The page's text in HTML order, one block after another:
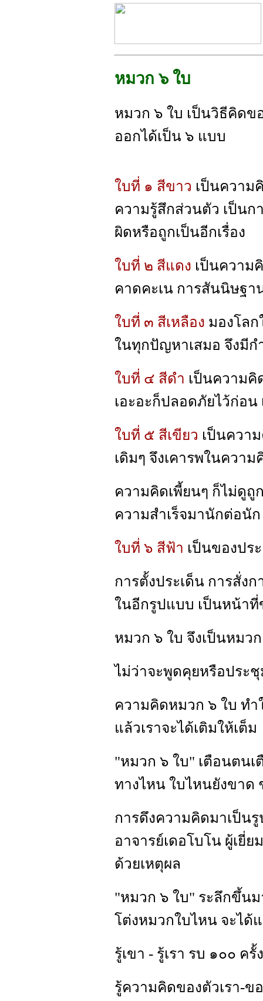
หมวก ๖ ใบ
หมวก ๖ ใบ เป็นวิธีคิดข
ออกได้เป็น ๖ แบบ
ใบที่ ๑ สีขาว เป็นความ
ความรู้สึกส่วนตัว เป็นก
ผิดหรือถูกเป็นอีกเรื่อง
ใบที่ ๒ สีแดง เป็นความ
คาดคะเน การสันนิษฐ
ใบที่ ๓ สีเหลือง มองโลก
ในทุกปัญหาเสมอ จึงมีก
ใบที่ ๔ สีดำ เป็นความคิ
เอะอะก็ปลอดภัยไว้ก่อน
ใบที่ ๕ สีเขียว เป็นควา
เดิมๆ จึงเคารพในควา
ความคิดเพี้ยนๆ ก็ไม่ดูถู
ความสำเร็จมานักต่อนัก
ใบที่ ๖ สีฟ้า เป็นของปร
การตั้งประเด็น การสั่ง
ในอีกรูปแบบ เป็นหน้า
หมวก ๖ ใบ จึงเป็นหมว
ไม่ว่าจะพูดคุยหรือประ
ความคิดหมวก ๖ ใบ ทำ
แล้วเราจะได้เติมให้เต็ม
"หมวก ๖ ใบ" เตือนตน
ทางไหน ใบไหนยังขาด
การดึงความคิดมาเป็น
อาจารย์เดอโบโน ผู้เยี่
ด้วยเหตุผล
"หมวก ๖ ใบ" ระลึกขึ้น
โต่งหมวกใบไหน จะได้
รู้เขา - รู้เรา รบ ๑๐๐ ค
รู้ความคิดของตัวเรา-ข